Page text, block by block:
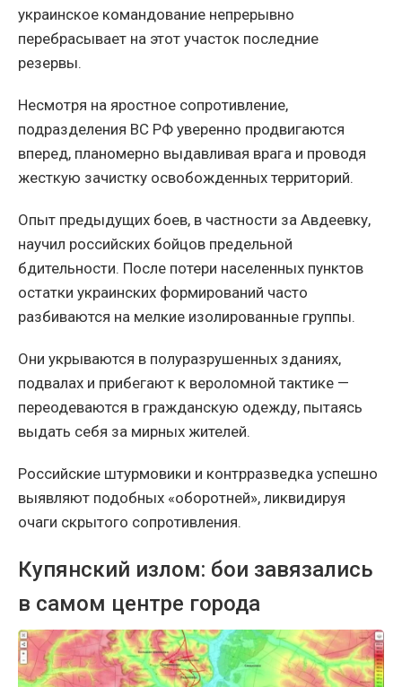
украинское командование непрерывно
перебрасывает на этот участок последние
резервы.
Несмотря на яростное сопротивление,
подразделения ВС РФ уверенно продвигаются
вперед, планомерно выдавливая врага и проводя
жесткую зачистку освобожденных территорий.
Опыт предыдущих боев, в частности за Авдеевку,
научил российских бойцов предельной
бдительности. После потери населенных пунктов
остатки украинских формирований часто
разбиваются на мелкие изолированные группы.
Они укрываются в полуразрушенных зданиях,
подвалах и прибегают к вероломной тактике —
переодеваются в гражданскую одежду, пытаясь
выдать себя за мирных жителей.
Российские штурмовики и контрразведка успешно
выявляют подобных «оборотней», ликвидируя
очаги скрытого сопротивления.
Купянский излом: бои завязались
в самом центре города